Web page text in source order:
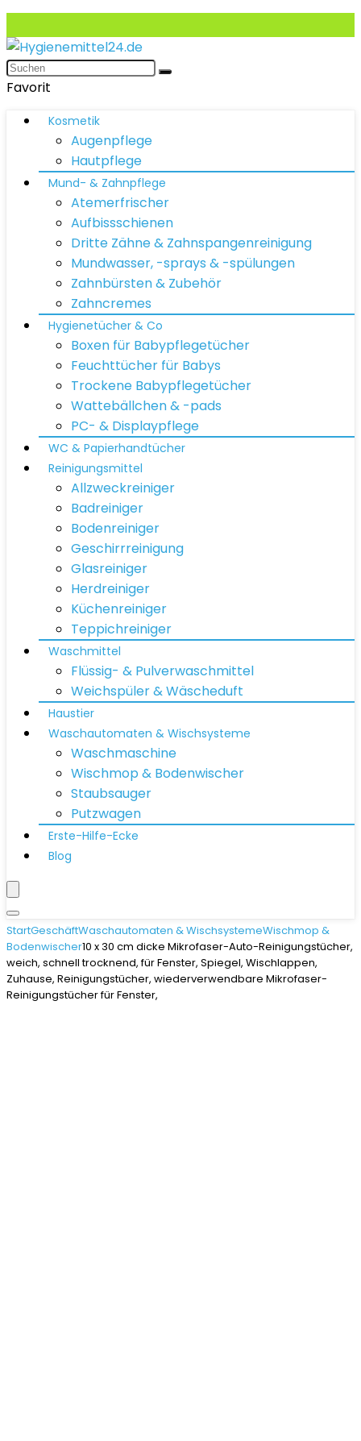
Favorit
Kosmetik
Augenpflege
Hautpflege
Mund- & Zahnpflege
Atemerfrischer
Aufbissschienen
Dritte Zähne & Zahnspangenreinigung
Mundwasser, -sprays & -spülungen
Zahnbürsten & Zubehör
Zahncremes
Hygienetücher & Co
Boxen für Babypflegetücher
Feuchttücher für Babys
Trockene Babypflegetücher
Wattebällchen & -pads
PC- & Displaypflege
WC & Papierhandtücher
Reinigungsmittel
Allzweckreiniger
Badreiniger
Bodenreiniger
Geschirrreinigung
Glasreiniger
Herdreiniger
Küchenreiniger
Teppichreiniger
Waschmittel
Flüssig- & Pulverwaschmittel
Weichspüler & Wäscheduft
Haustier
Waschautomaten & Wischsysteme
Waschmaschine
Wischmop & Bodenwischer
Staubsauger
Putzwagen
Erste-Hilfe-Ecke
Blog
StartGeschäftWaschautomaten & WischsystemeWischmop &
Bodenwischer10 x 30 cm dicke Mikrofaser-Auto-Reinigungstücher,
weich, schnell trocknend, für Fenster, Spiegel, Wischlappen,
Zuhause, Reinigungstücher, wiederverwendbare Mikrofaser-
Reinigungstücher für Fenster,